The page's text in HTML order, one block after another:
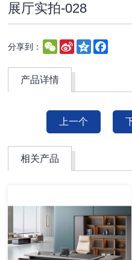
展厅实拍-028
分享到： WeChat
Sina
Weibo
Qzone
产品详情
上一个
相关产品